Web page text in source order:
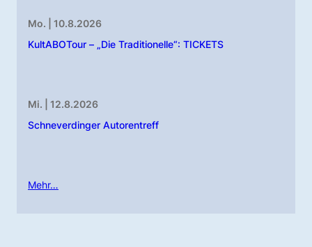
Mo. | 10.8.2026
KultABOTour – „Die Traditionelle“: TICKETS
Mi. | 12.8.2026
Schneverdinger Autorentreff
Mehr…